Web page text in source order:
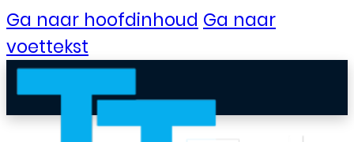
Ga naar hoofdinhoud Ga naar
voettekst